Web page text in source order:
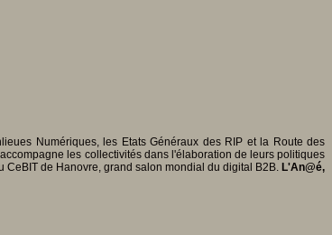
Numériques, les Etats Généraux des RIP et la Route des
les collectivités dans l'élaboration de leurs politiques
CeBIT de Hanovre, grand salon mondial du digital B2B. L'An@é,